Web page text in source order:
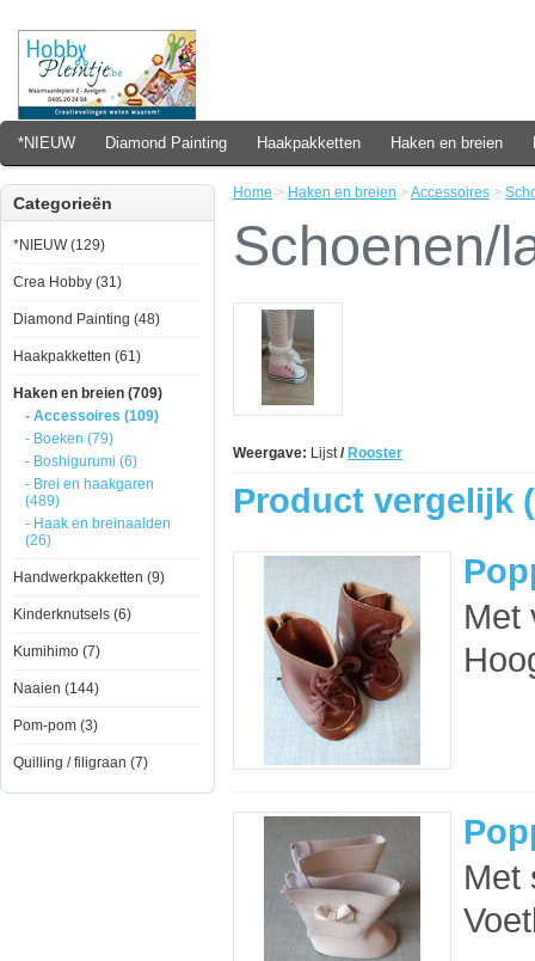
*NIEUW Diamond Painting Haakpakketten Haken en breien
Categorieën
*NIEUW (129)
Crea Hobby (31)
Diamond Painting (48)
Haakpakketten (61)
Haken en breien (709)
- Accessoires (109)
- Boeken (79)
- Boshigurumi (6)
- Brei en haakgaren
(489)
- Haak en breinaalden
(26)
Handwerkpakketten (9)
Kinderknutsels (6)
Kumihimo (7)
Naaien (144)
Pom-pom (3)
Quilling / filigraan (7)
Home > Haken en breien > Accessoires >
Schoenen/
Weergave: Lijst/ Rooster
Product vergelijk
Met
Met